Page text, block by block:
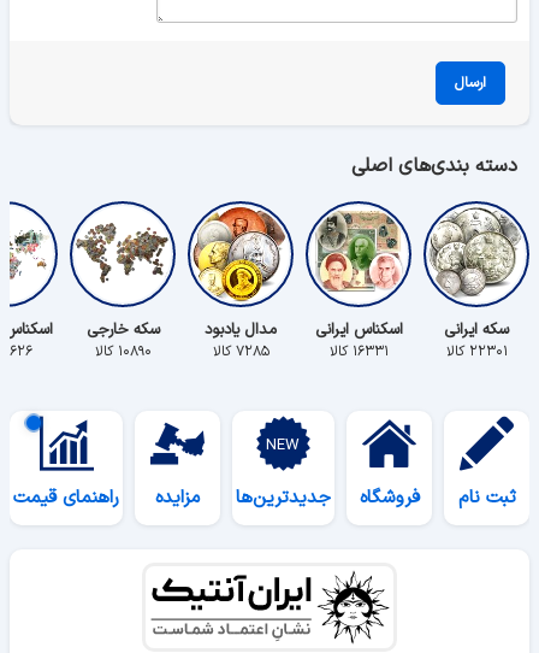
ارسال
دسته بندی‌های اصلی
سکه ایرانی
۲۲۳۰۱ کالا
اسکناس ایرانی
۱۶۳۳۱ کالا
مدال یادبود
۷۲۸۵ کالا
سکه خارجی
۱۰۸۹۰ کالا ۵۶۲۶ کالا
ثبت نام فروشگاه جدیدترین‌ها مزایده راهنمای قیمت